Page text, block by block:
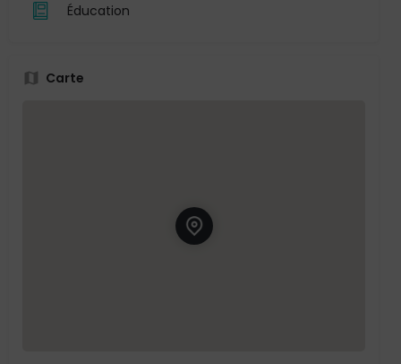
Éducation
Carte